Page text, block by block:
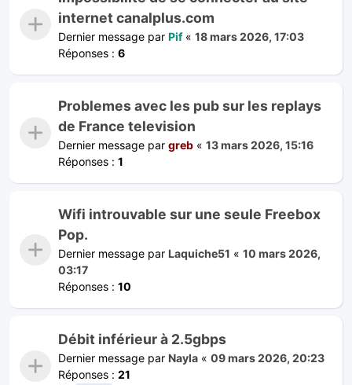
internet canalplus.com
Dernier message par Pif« 18 mars 2026, 17:03
Réponses : 6
Problemes avec les pub sur les replays
de France television
Dernier message par greb « 13 mars 2026, 15:16
Réponses : 1
Wifi introuvable sur une seule Freebox
Pop.
Dernier message par Laquiche51 « 10 mars 2026,
03:17
Réponses : 10
Débit inférieur à 2.5gbps
Dernier message par Nayla « 09 mars 2026, 20:23
Réponses : 21